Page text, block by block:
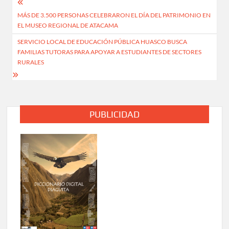
Navegación
de
entradas
MÁS DE 3.500 PERSONAS CELEBRARON EL DÍA DEL PATRIMONIO EN
EL MUSEO REGIONAL DE ATACAMA
SERVICIO LOCAL DE EDUCACIÓN PÚBLICA HUASCO BUSCA
FAMILIAS TUTORAS PARA APOYAR A ESTUDIANTES DE SECTORES
RURALES
PUBLICIDAD